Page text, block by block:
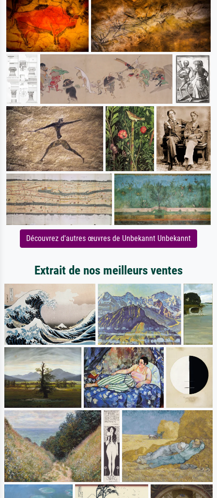
Découvrez d'autres œuvres de Unbekannt Unbekannt
Extrait de nos meilleurs ventes